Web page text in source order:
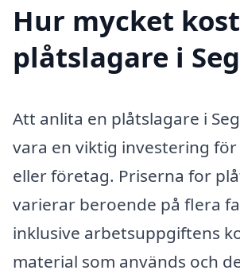
Hur mycket
plåtslagare i
Att anlita en plåtslagare i
vara en viktig investering
eller företag. Priserna for
varierar beroende på flera
inklusive arbetsuppgiftens
material som används och